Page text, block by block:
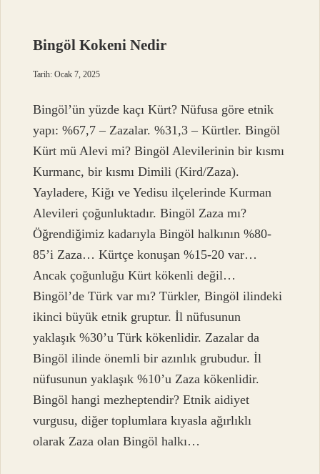
Bingöl Kokeni Nedir
Tarih: Ocak 7, 2025
Bingöl’ün yüzde kaçı Kürt? Nüfusa göre etnik
yapı: %67,7 – Zazalar. %31,3 – Kürtler. Bingöl
Kürt mü Alevi mi? Bingöl Alevilerinin bir kısmı
Kurmanc, bir kısmı Dimili (Kird/Zaza).
Yayladere, Kiğı ve Yedisu ilçelerinde Kurman
Alevileri çoğunluktadır. Bingöl Zaza mı?
Öğrendiğimiz kadarıyla Bingöl halkının %80-
85’i Zaza… Kürtçe konuşan %15-20 var…
Ancak çoğunluğu Kürt kökenli değil…
Bingöl’de Türk var mı? Türkler, Bingöl ilindeki
ikinci büyük etnik gruptur. İl nüfusunun
yaklaşık %30’u Türk kökenlidir. Zazalar da
Bingöl ilinde önemli bir azınlık grubudur. İl
nüfusunun yaklaşık %10’u Zaza kökenlidir.
Bingöl hangi mezheptendir? Etnik aidiyet
vurgusu, diğer toplumlara kıyasla ağırlıklı
olarak Zaza olan Bingöl halkı…